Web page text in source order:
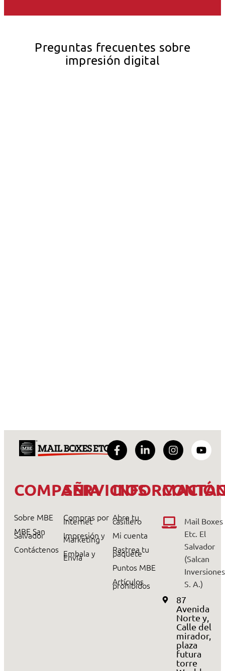
Preguntas frecuentes sobre
impresión digital
COMPAÑIA
Sobre MBE
MBE San
Salvador
Contáctenos
SERVICIOS
Compras por
Internet
Impresión y
Marketing
Embala y
Envía
Abre tu
casillero
Mi cuenta
Rastrea tu
paquete
Puntos MBE
Artículos
prohibidos
Mail Boxes
Etc. El
Salvador
(Salcan
S. A.)
87
Avenida
Norte y,
Calle del
mirador,
plaza
futura
torre